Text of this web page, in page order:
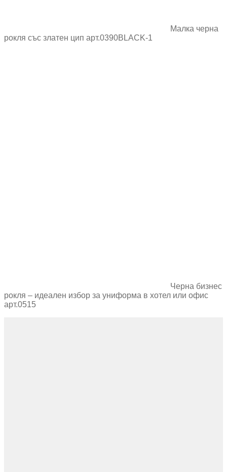
Малка черна
рокля със златен цип арт.0390BLACK-1
Черна бизнес
рокля – идеален избор за униформа в хотел или офис
арт.0515